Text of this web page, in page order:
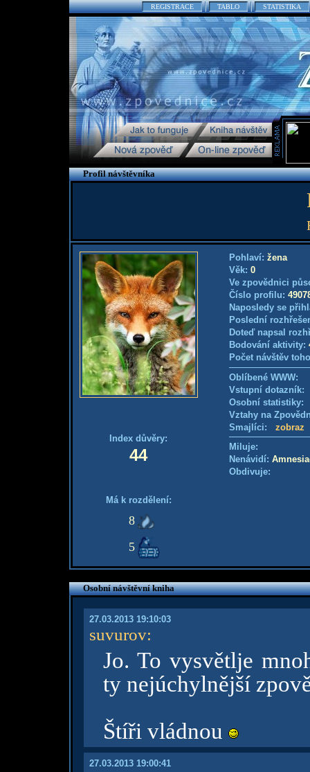
REGISTRACE TABLO STATISTIKA
Profil návštěvníka
Index důvěry:
44
Má k rozdělení:
8
5
Pohlaví: žena
Věk: 0
Ve zpovědnici
Číslo profilu:
Naposledy se
Poslední
Doteď napsal
Bodování aktivity:
Počet návštěv
Oblíbené WWW:
Vstupní
Osobní
Vztahy na
Smajlíci: zobraz
Miluje:
Nenávidí:
Obdivuje:
Osobní návštěvní kniha
27.03.2013 19:10:03
suvurov:
Jo. To vysvětlje
ty nejúchylnější
Štíři vládnou
27.03.2013 19:00:41